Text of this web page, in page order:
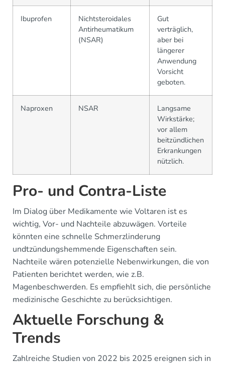
Ibuprofen
Nichtsteroidales
Antirheumatikum
(NSAR)
Gut
verträglich,
aber bei
längerer
Anwendung
Vorsicht
geboten.
Naproxen NSAR
Langsame
Wirkstärke;
vor allem
beitzündlichen
Erkrankungen
nützlich.
Pro- und Contra-Liste
Im Dialog über Medikamente wie Voltaren ist es
wichtig, Vor- und Nachteile abzuwägen. Vorteile
könnten eine schnelle Schmerzlinderung
undtzündungshemmende Eigenschaften sein.
Nachteile wären potenzielle Nebenwirkungen, die von
Patienten berichtet werden, wie z.B.
Magenbeschwerden. Es empfiehlt sich, die persönliche
medizinische Geschichte zu berücksichtigen.
Aktuelle Forschung &
Trends
Zahlreiche Studien von 2022 bis 2025 ereignen sich in